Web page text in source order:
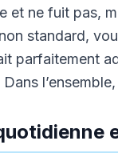
et ne fuit pas,
standard,
parfaitement